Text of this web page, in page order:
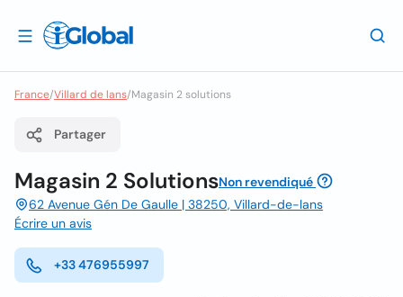
France/Villard de lans/Magasin 2 solutions
Partager
Magasin 2 SolutionsNon revendiqué
62 Avenue Gén De Gaulle | 38250, Villard-de-lans
Écrire un avis
+33 476955997